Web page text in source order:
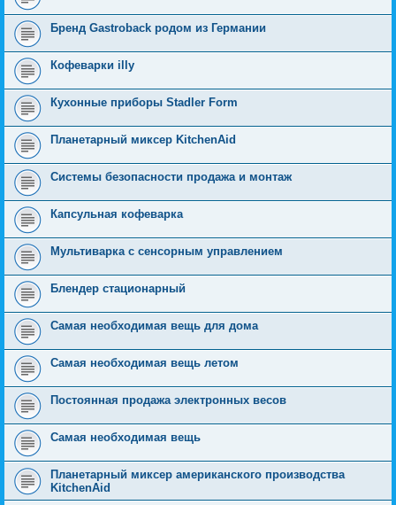
Бренд Gastroback родом из Германии
Кофеварки illy
Кухонные приборы Stadler Form
Планетарный миксер KitchenAid
Системы безопасности продажа и монтаж
Капсульная кофеварка
Мультиварка с сенсорным управлением
Блендер стационарный
Самая необходимая вещь для дома
Самая необходимая вещь летом
Постоянная продажа электронных весов
Самая необходимая вещь
Планетарный миксер американского производства
KitchenAid